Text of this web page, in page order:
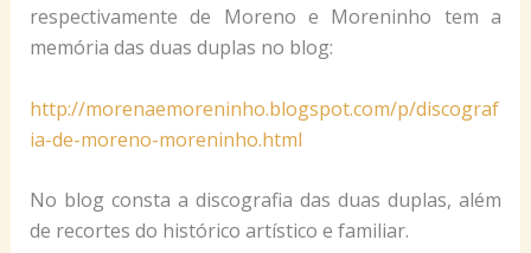
respectivamente de Moreno e Moreninho tem a
memória das duas duplas no blog:
http://morenaemoreninho.blogspot.com/p/discograf
ia-de-moreno-moreninho.html
No blog consta a discografia das duas duplas, além
de recortes do histórico artístico e familiar.